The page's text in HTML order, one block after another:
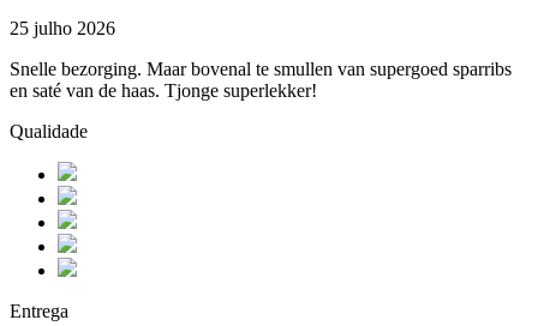
25 julho 2026
Snelle bezorging. Maar bovenal te smullen van supergoed sparribs
en saté van de haas. Tjonge superlekker!
Qualidade
Entrega